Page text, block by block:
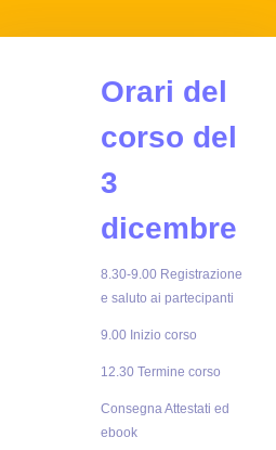
Orari del
corso del
3
dicembre
8.30-9.00 Registrazione
e saluto ai partecipanti
9.00 Inizio corso
12.30 Termine corso
Consegna Attestati ed
ebook